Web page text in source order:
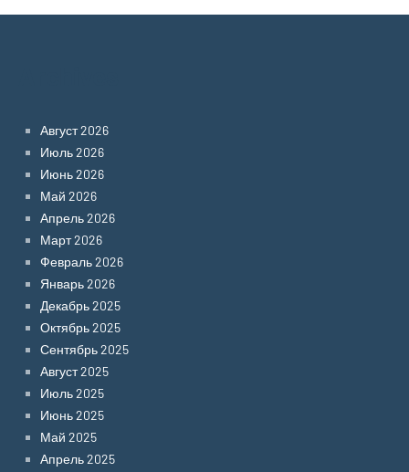
Август 2026
Июль 2026
Июнь 2026
Май 2026
Апрель 2026
Март 2026
Февраль 2026
Январь 2026
Декабрь 2025
Октябрь 2025
Сентябрь 2025
Август 2025
Июль 2025
Июнь 2025
Май 2025
Апрель 2025